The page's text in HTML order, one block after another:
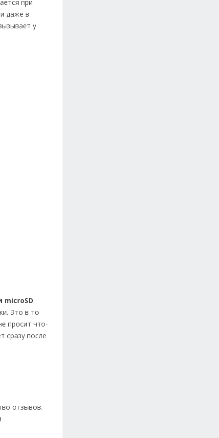
при
даже в
у
microSD.
Это в то
просит что-
сразу после
отзывов.